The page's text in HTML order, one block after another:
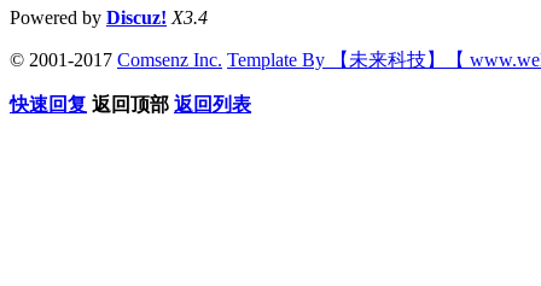
Powered by Discuz! X3.4
© 2001-2017 Comsenz Inc. Template By 【未来科技】【
快速回复 返回顶部 返回列表